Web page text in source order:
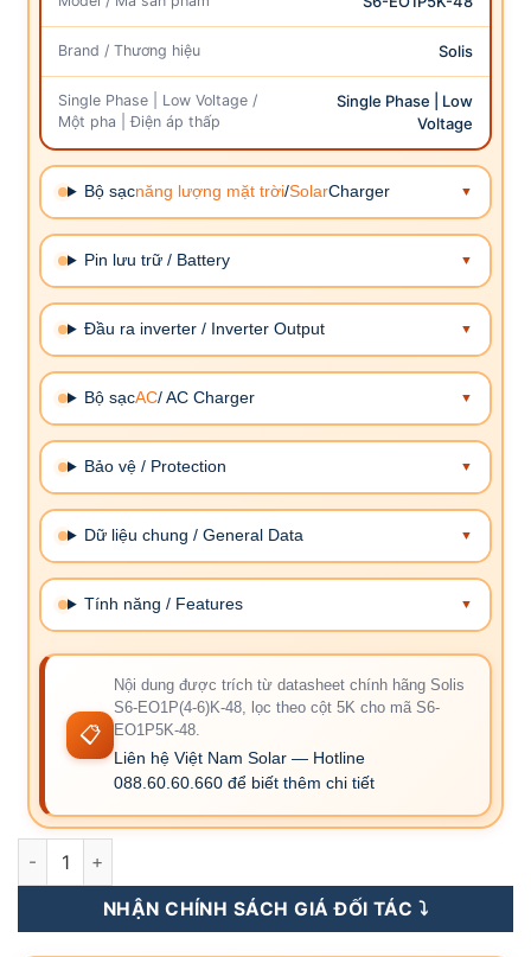
Brand / Thương hiệu Solis
Single Phase | Low Voltage /
Một pha | Điện áp thấp
Single Phase | Low
Voltage
Bộ sạcnăng lượng mặt trời/SolarCharger
Pin lưu trữ / Battery
Đầu ra inverter / Inverter Output
Bộ sạcAC/ AC Charger
Bảo vệ / Protection
Dữ liệu chung / General Data
Tính năng / Features
📋
Nội dung được trích từ datasheet chính hãng Solis
S6-EO1P(4-6)K-48, lọc theo cột 5K cho mã S6-
EO1P5K-48.
Liên hệ Việt Nam Solar — Hotline
088.60.60.660 để biết thêm chi tiết
S6-EO1P5K-48 - Inverter Độc Lập Solis 5KW 1 Pha (Áp Thấp)
NHẬN CHÍNH SÁCH GIÁ ĐỐI TÁC ⤵️